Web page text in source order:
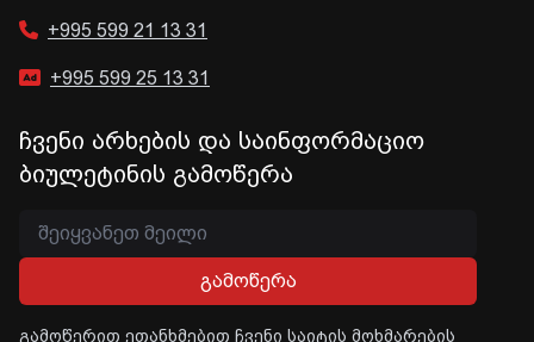
+995 599 21 13 31
+995 599 25 13 31
ჩვენი არხების და საინფორმაციო
ბიულეტინის გამოწერა
გამოწერა
გამოწერით ეთანხმებით ჩვენი საიტის მოხმარების